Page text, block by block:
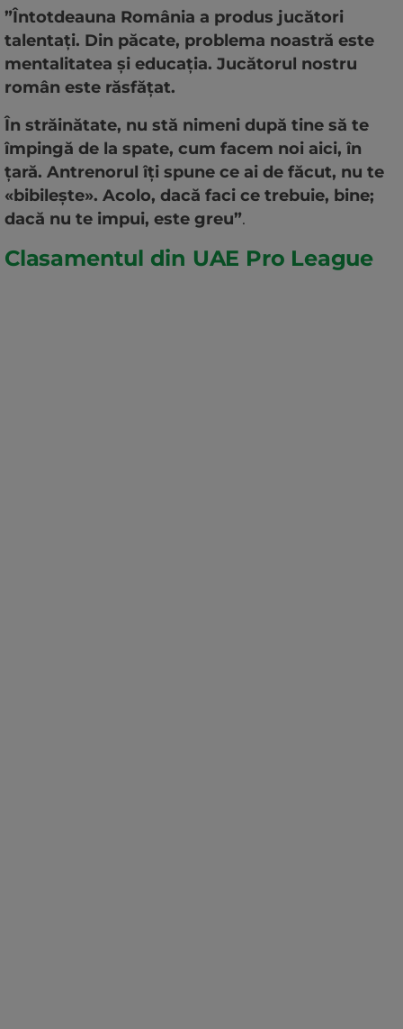
”Întotdeauna România a produs jucători
talentați. Din păcate, problema noastră este
mentalitatea și educația. Jucătorul nostru
român este răsfățat.
În străinătate, nu stă nimeni după tine să te
împingă de la spate, cum facem noi aici, în
țară. Antrenorul îți spune ce ai de făcut, nu te
«bibilește». Acolo, dacă faci ce trebuie, bine;
dacă nu te impui, este greu”.
Clasamentul din UAE Pro League